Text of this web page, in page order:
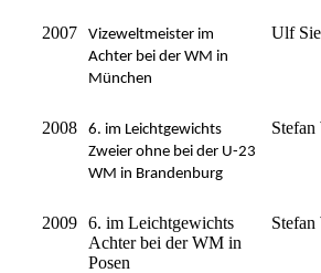
2007
Vizeweltmeister im
Achter bei der WM in
München
Ulf
2008
6. im Leichtgewichts
Zweier ohne bei der U-23
WM in Brandenburg
Stefan
2009 6. im Leichtgewichts
Achter bei der WM in
Posen
Stefan